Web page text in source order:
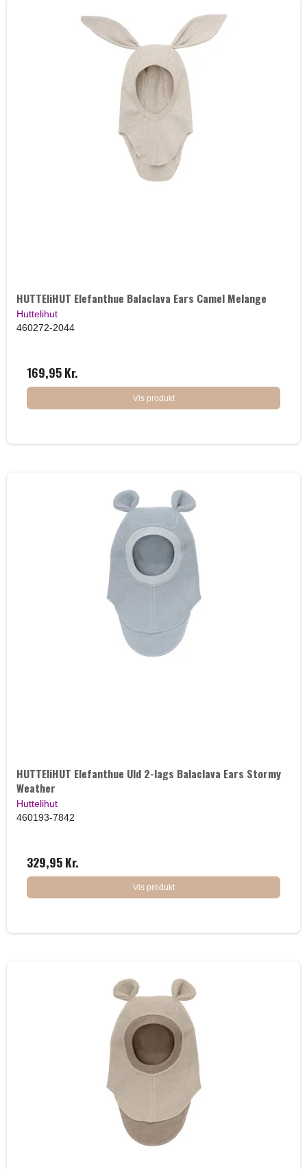
HUTTEliHUT Elefanthue Balaclava Ears Camel Melange
Huttelihut
460272-2044
169,95 Kr.
Vis produkt
HUTTEliHUT Elefanthue Uld 2-lags Balaclava Ears Stormy
Weather
Huttelihut
460193-7842
329,95 Kr.
Vis produkt